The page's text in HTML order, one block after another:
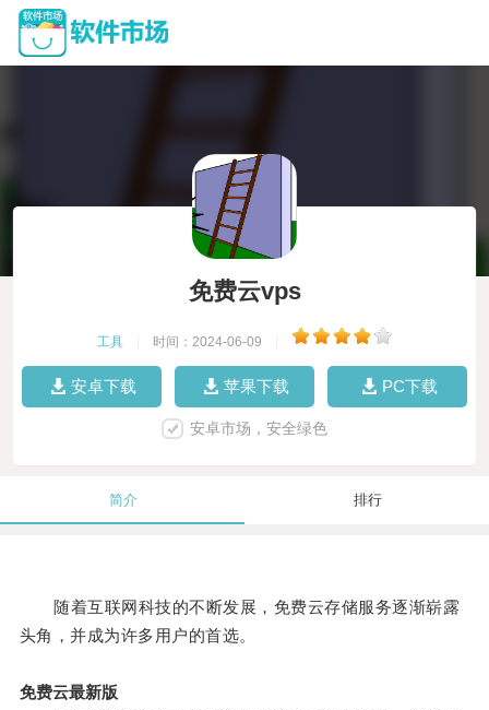
免费云vps
工具 时间：2024-06-09
安卓下载 苹果下载 PC下载
安卓市场，安全绿色
简介 排行
随着互联网科技的不断发展，免费云存储服务逐渐崭露
头角，并成为许多用户的首选。
免费云最新版